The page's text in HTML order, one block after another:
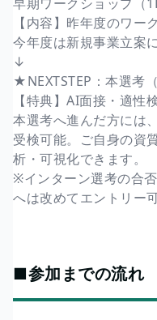
【内容】昨年度のワー
今年度は新規事業立案
↓
★NEXTSTEP：本選考
【特典】AI面接・適性
本選考へ進んだ方には
受検可能。ご自身の資
析・可視化できます。
※インターン選考の合
へは改めてエントリー
■参加までの流れ